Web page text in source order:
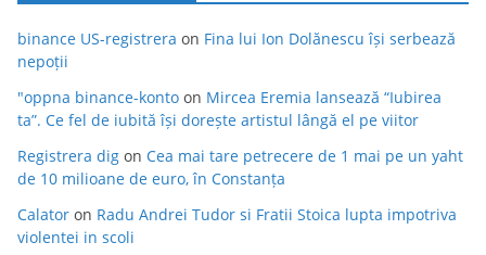
binance US-registrera on Fina lui Ion Dolănescu își serbează
nepoții
"oppna binance-konto on Mircea Eremia lansează “Iubirea
ta”. Ce fel de iubită își dorește artistul lângă el pe viitor
Registrera dig on Cea mai tare petrecere de 1 mai pe un yaht
de 10 milioane de euro, în Constanța
Calator on Radu Andrei Tudor si Fratii Stoica lupta impotriva
violentei in scoli